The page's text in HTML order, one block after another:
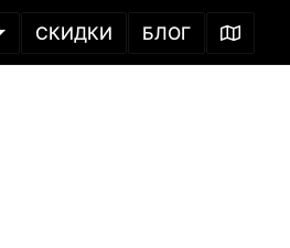
СКИДКИ БЛОГ